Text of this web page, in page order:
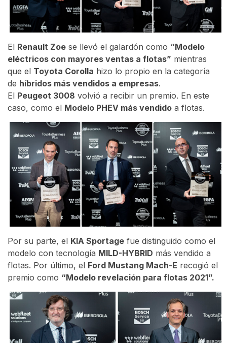
El Renault Zoe se llevó el galardón como “Modelo
eléctricos con mayores ventas a flotas” mientras
que el Toyota Corolla hizo lo propio en la categoría
de híbridos más vendidos a empresas.
El Peugeot 3008 volvió a recibir un premio. En este
caso, como el Modelo PHEV más vendido a flotas.
Por su parte, el KIA Sportage fue distinguido como el
modelo con tecnología MILD-HYBRID más vendido a
flotas. Por último, el Ford Mustang Mach-E recogió el
premio como “Modelo revelación para flotas 2021”.